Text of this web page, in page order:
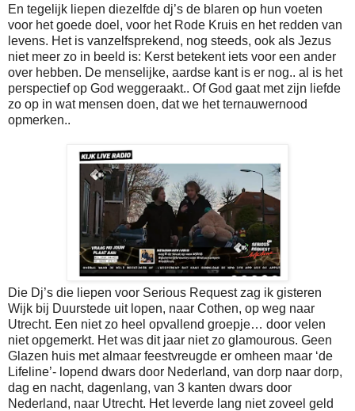
En tegelijk liepen diezelfde dj’s de blaren op hun voeten
voor het goede doel, voor het Rode Kruis en het redden van
levens. Het is vanzelfsprekend, nog steeds, ook als Jezus
niet meer zo in beeld is: Kerst betekent iets voor een ander
over hebben. De menselijke, aardse kant is er nog.. al is het
perspectief op God weggeraakt.. Of God gaat met zijn liefde
zo op in wat mensen doen, dat we het ternauwernood
opmerken..
Die Dj’s die liepen voor Serious Request zag ik gisteren
Wijk bij Duurstede uit lopen, naar Cothen, op weg naar
Utrecht. Een niet zo heel opvallend groepje… door velen
niet opgemerkt. Het was dit jaar niet zo glamourous. Geen
Glazen huis met almaar feestvreugde er omheen maar ‘de
Lifeline’- lopend dwars door Nederland, van dorp naar dorp,
dag en nacht, dagenlang, van 3 kanten dwars door
Nederland, naar Utrecht. Het leverde lang niet zoveel geld